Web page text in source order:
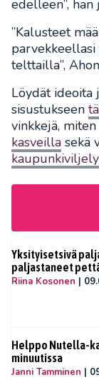
edelleen”, hän
”Kalusteet
parvekkeellasi
telttailla”,
Löydät ideoita
sisustukseen
vinkkejä,
kasveilla sekä
Yksityisetsivä
paljastaneet
Riina Kosonen |
Helppo Nutella-
minuutissa
Janni Tamminen |